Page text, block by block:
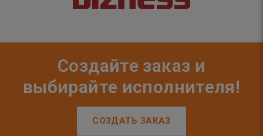
Создайте заказ и
выбирайте исполнителя!
СОЗДАТЬ ЗАКАЗ